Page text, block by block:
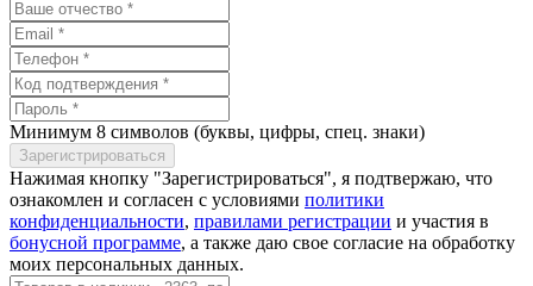
Минимум 8 символов (буквы, цифры, спец. знаки)
Нажимая кнопку "Зарегистрироваться", я подтвержаю, что
ознакомлен и согласен с условиями политики
конфиденциальности, правилами регистрации и участия в
бонусной программе, а также даю свое согласие на обработку
моих персональных данных.